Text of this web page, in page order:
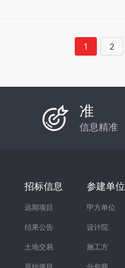
1 2
准
信息精准
招标信息
远期项目
结果公告
土地交易
参建单位
甲方单位
设计院
施工方